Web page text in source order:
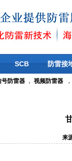
SCB 防雷接
号防雷器 ， 视频防雷器 ，
来